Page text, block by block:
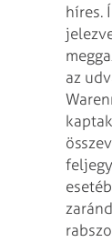
híres.
az